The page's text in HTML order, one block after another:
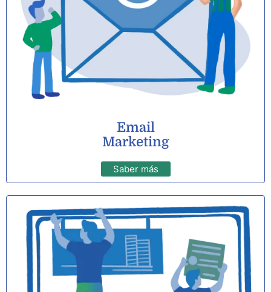
Email
Marketing
Saber más